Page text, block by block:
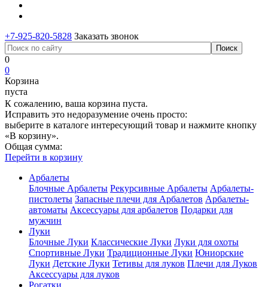
+7-925-820-5828 Заказать звонок
0
0
Корзина
пуста
К сожалению, ваша корзина пуста.
Исправить это недоразумение очень просто:
выберите в каталоге интересующий товар и нажмите кнопку
«В корзину».
Общая сумма:
Перейти в корзину
Арбалеты
Блочные Арбалеты Рекурсивные Арбалеты Арбалеты-
пистолеты Запасные плечи для Арбалетов Арбалеты-
автоматы Аксессуары для арбалетов Подарки для
мужчин
Луки
Блочные Луки Классические Луки Луки для охоты
Спортивные Луки Традиционные Луки Юниорские
Луки Детские Луки Тетивы для луков Плечи для Луков
Аксессуары для луков
Рогатки